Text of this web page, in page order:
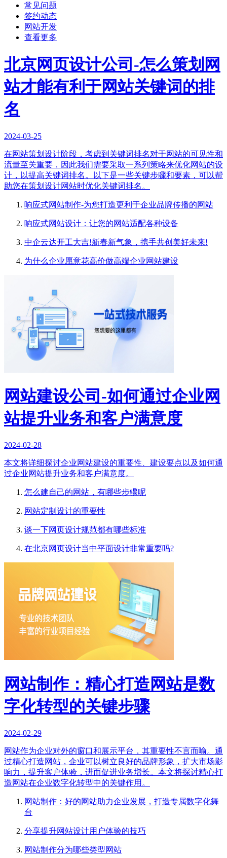
常见问题
签约动态
网站开发
查看更多
北京网页设计公司-怎么策划网
站才能有利于网站关键词的排
名
2024-03-25
在网站策划设计阶段，考虑到关键词排名对于网站的可见性和
流量至关重要，因此我们需要采取一系列策略来优化网站的设
计，以提高关键词排名。以下是一些关键步骤和要素，可以帮
助您在策划设计网站时优化关键词排名。
响应式网站制作-为您打造更利于企业品牌传播的网站
响应式网站设计：让您的网站适配各种设备
中企云达开工大吉!新春新气象，携手共创美好未来!
为什么企业愿意花高价做高端企业网站建设
网站建设公司-如何通过企业网
站提升业务和客户满意度
2024-02-28
本文将详细探讨企业网站建设的重要性、建设要点以及如何通
过企业网站提升业务和客户满意度。
怎么建自己的网站，有哪些步骤呢
网站定制设计的重要性
谈一下网页设计规范都有哪些标准
在北京网页设计当中平面设计非常重要吗?
网站制作：精心打造网站是数
字化转型的关键步骤
2024-02-29
网站作为企业对外的窗口和展示平台，其重要性不言而喻。通
过精心打造网站，企业可以树立良好的品牌形象，扩大市场影
响力，提升客户体验，进而促进业务增长。本文将探讨精心打
造网站在企业数字化转型中的关键作用。
网站制作：好的网站助力企业发展，打造专属数字化舞
台
分享提升网站设计用户体验的技巧
网站制作分为哪些类型网站